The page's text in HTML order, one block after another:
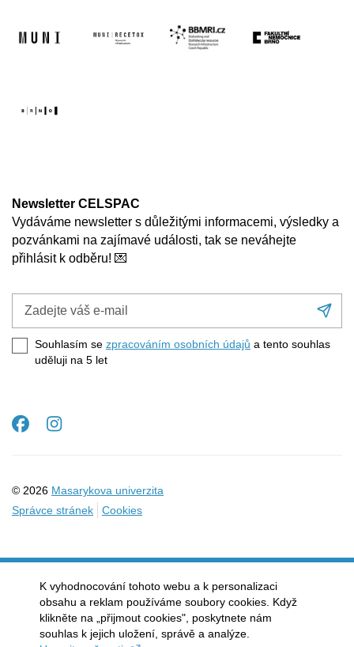
Newsletter CELSPAC
Vydáváme newsletter s důležitými informacemi, výsledky a
pozvánkami na zajímavé události, tak se neváhejte
přihlásit k odběru! 💌
e-
mail
Souhlasím se zpracováním osobních údajů a tento souhlas
uděluji na 5 let
© 2026 Masarykova univerzita
Správce stránek
Cookies
Facebook
Instagram
K vyhodnocování tohoto webu a k personalizaci
obsahu a reklam používáme soubory cookies. Když
klikněte na „přijmout cookies", poskytnete nám
souhlas k jejich uložení, správě a analýze.